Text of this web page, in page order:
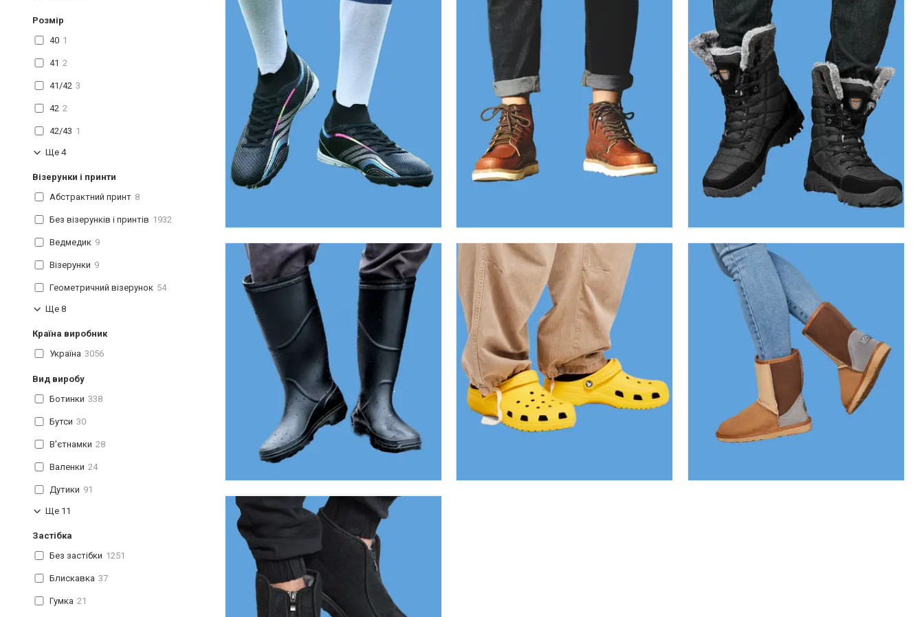
Розмір
40 1
41 2
41/42 3
42 2
42/43 1
Ще 4
Візерунки і принти
Абстрактний принт 8
Без візерунків і принтів 1932
Ведмедик 9
Візерунки 9
Геометричний візерунок 54
Ще 8
Країна виробник
Україна 3056
Вид виробу
Ботинки 338
Бутси 30
В'єтнамки 28
Валенки 24
Дутики 91
Ще 11
Застібка
Без застібки 1251
Блискавка 37
Гумка 21